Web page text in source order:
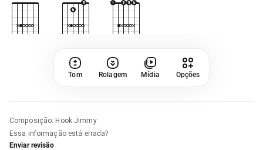
Tom Rolagem Mídia Opções
Composição: Hook Jimmy
Essa informação está errada?
Enviar revisão